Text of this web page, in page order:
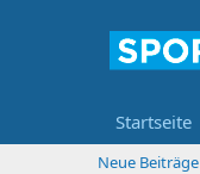
Startseite
Neue Beiträge